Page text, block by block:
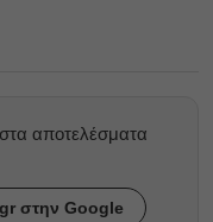
αποτελέσματα
στην Google